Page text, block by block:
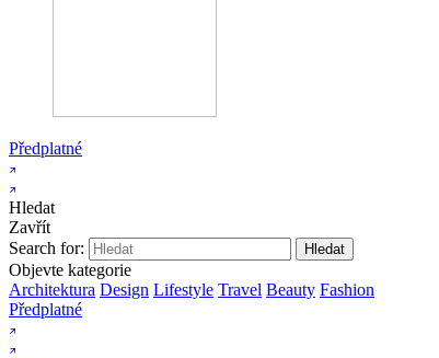
Předplatné
Hledat
Zavřít
Search for:
Objevte kategorie
Architektura Design Lifestyle Travel Beauty Fashion
Předplatné